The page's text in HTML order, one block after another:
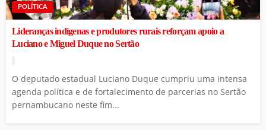
POLÍTICA
Lideranças indígenas e produtores rurais reforçam apoio a
Luciano e Miguel Duque no Sertão
O deputado estadual Luciano Duque cumpriu uma intensa
agenda política e de fortalecimento de parcerias no Sertão
pernambucano neste fim...